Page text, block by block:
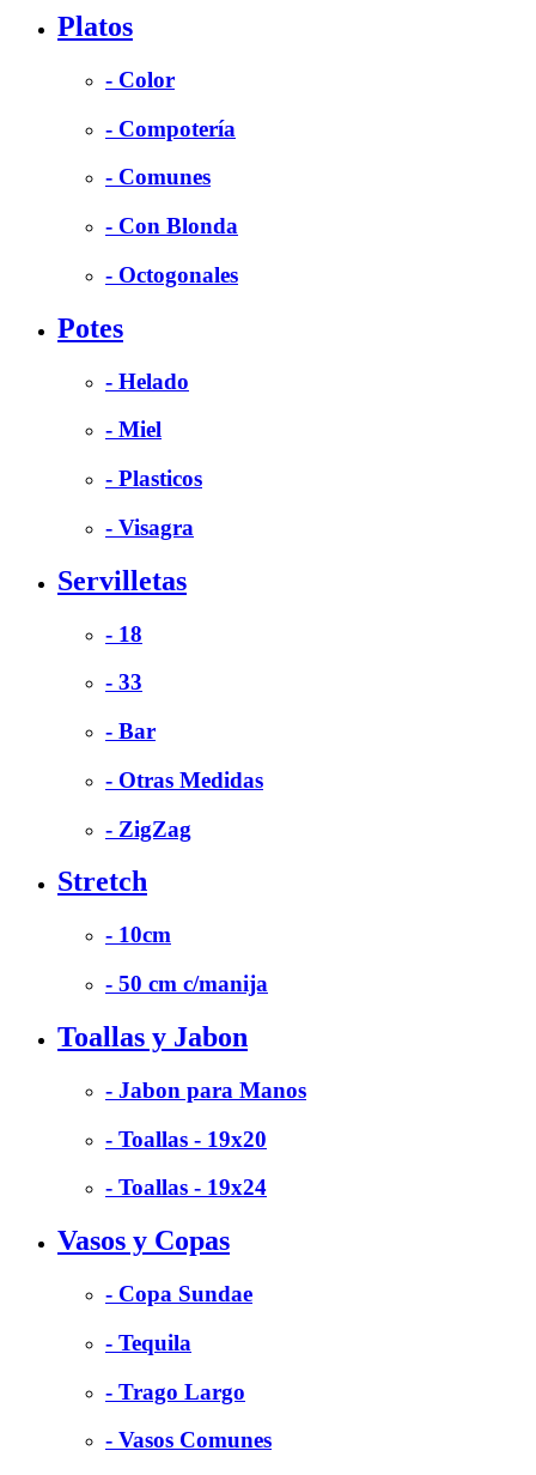
Platos
- Color
- Compotería
- Comunes
- Con Blonda
- Octogonales
Potes
- Helado
- Miel
- Plasticos
- Visagra
Servilletas
- 18
- 33
- Bar
- Otras Medidas
- ZigZag
Stretch
- 10cm
- 50 cm c/manija
Toallas y Jabon
- Jabon para Manos
- Toallas - 19x20
- Toallas - 19x24
Vasos y Copas
- Copa Sundae
- Tequila
- Trago Largo
- Vasos Comunes